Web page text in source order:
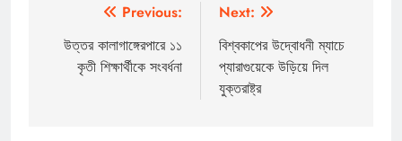
navigation
Previous:
উত্তর কালাগাঙ্গেরপারে ১১
কৃতী শিক্ষার্থীকে সংবর্ধনা
Next:
বিশ্বকাপের উদ্বোধনী ম্যাচে
প্যারাগুয়েকে উড়িয়ে দিল
যুক্তরাষ্ট্র